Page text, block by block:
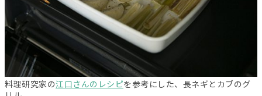
料理研究家の江口さんのレシピを参考にした、長ネギとカブのグ